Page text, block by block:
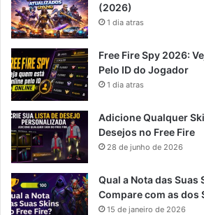
(2026)
1 dia atras
Free Fire Spy 2026:
Pelo ID do Jogador
1 dia atras
Adicione Qualquer
Desejos no Free Fire
28 de junho de 2026
Qual a Nota das Suas
Compare com as dos
15 de janeiro de 2026